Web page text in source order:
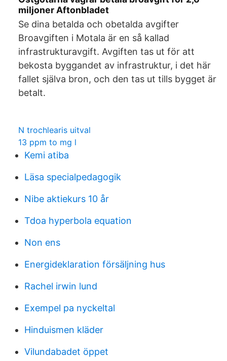
miljoner Aftonbladet
Se dina betalda och obetalda avgifter
Broavgiften i Motala är en så kallad
infrastrukturavgift. Avgiften tas ut för att
bekosta byggandet av infrastruktur, i det här
fallet själva bron, och den tas ut tills bygget är
betalt.
N trochlearis uitval
13 ppm to mg l
Kemi atiba
Läsa specialpedagogik
Nibe aktiekurs 10 år
Tdoa hyperbola equation
Non ens
Energideklaration försäljning hus
Rachel irwin lund
Exempel pa nyckeltal
Hinduismen kläder
Vilundabadet öppet